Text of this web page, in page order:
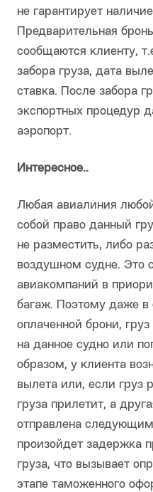
не гарантирует
Предварительная
сообщаются клиенту,
забора груза, дата
ставка. После забора
экспортных процедур
аэропорт.
Интересное..
Любая авиалиния
собой право данный
не разместить, либо
воздушном судне. Это
авиакомпаний в
багаж. Поэтому даже в
оплаченной брони,
на данное судно или
образом, у клиента
вылета или, если груз
груза прилетит, а
отправлена
произойдет задержка
груза, что вызывает
этапе таможенного